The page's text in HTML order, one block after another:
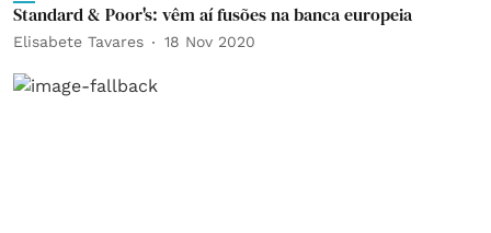
Standard & Poor's: vêm aí fusões na banca europeia
Elisabete Tavares 18 Nov 2020